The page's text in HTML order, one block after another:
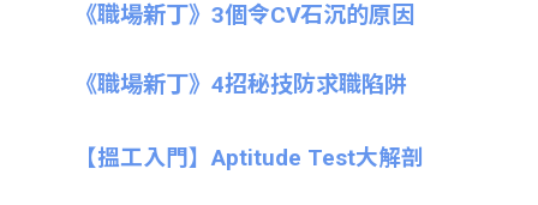
《職場新丁》3個令CV石沉的原因
《職場新丁》4招秘技防求職陷阱
【搵工入門】Aptitude Test大解剖